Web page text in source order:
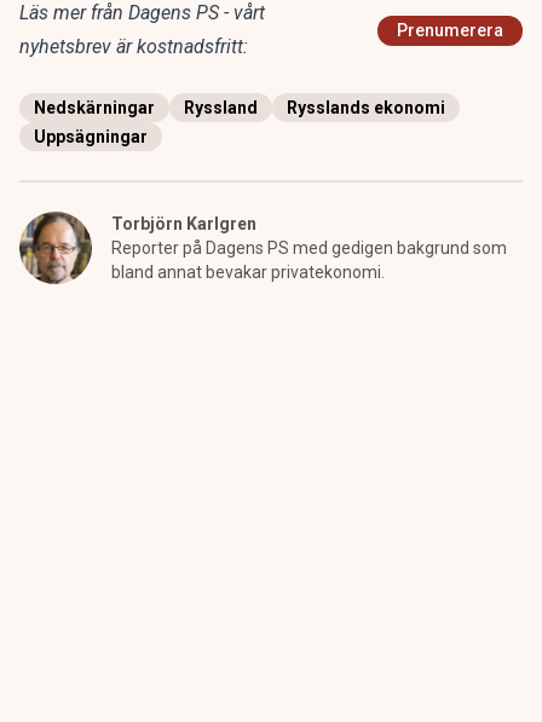
Läs mer från Dagens PS - vårt
nyhetsbrev är kostnadsfritt:
Prenumerera
Nedskärningar Ryssland
Rysslands ekonomi
Uppsägningar
Torbjörn Karlgren
Reporter på Dagens PS med gedigen bakgrund som
bland annat bevakar privatekonomi.